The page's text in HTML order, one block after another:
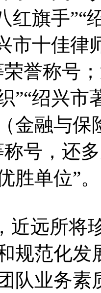
红旗手”“
市十佳律
誉称号
”“绍兴市
金融与保
号，还
胜单位
近远所将
规范化发
队业务素